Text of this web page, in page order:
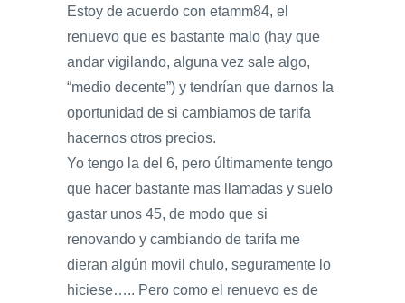
Estoy de acuerdo con etamm84, el
renuevo que es bastante malo (hay que
andar vigilando, alguna vez sale algo,
“medio decente”) y tendrían que darnos la
oportunidad de si cambiamos de tarifa
hacernos otros precios.
Yo tengo la del 6, pero últimamente tengo
que hacer bastante mas llamadas y suelo
gastar unos 45, de modo que si
renovando y cambiando de tarifa me
dieran algún movil chulo, seguramente lo
hiciese….. Pero como el renuevo es de